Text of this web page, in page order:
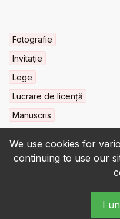
We use cookies for
continuing to use our
I
Fotografie
Invitaţie
Lege
Lucrare de licență
Manuscris
© 2022-2026 • BCU